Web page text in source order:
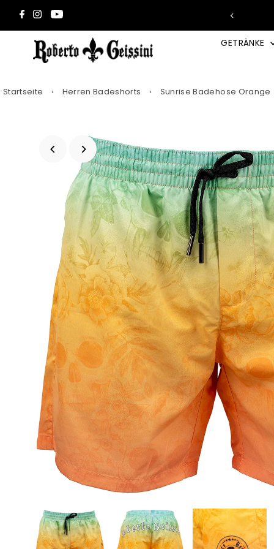
Direkt zum Inhalt
→ 2 Trays GRATIS!* 🎁
GETRÄNKE
Startseite › Herren Badeshorts › Sunrise Badehose Orange